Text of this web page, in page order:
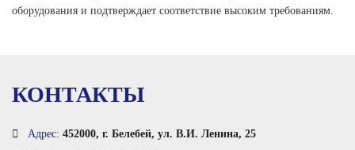
оборудования и подтверждает соответствие высоким требованиям.
КОНТАКТЫ
Адрес: 452000, г. Белебей, ул. В.И. Ленина, 25